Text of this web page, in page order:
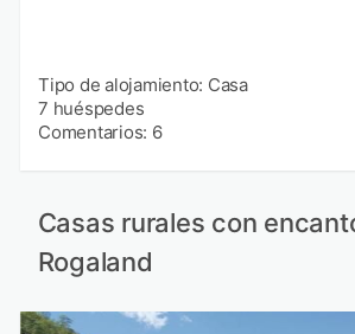
Tipo de alojamiento: Casa
7 huéspedes
Comentarios: 6
Casas rurales con
Rogaland